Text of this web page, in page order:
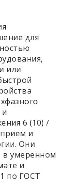
для
или
6 (10) /
и
Они
в умеренном
и
по ГОСТ